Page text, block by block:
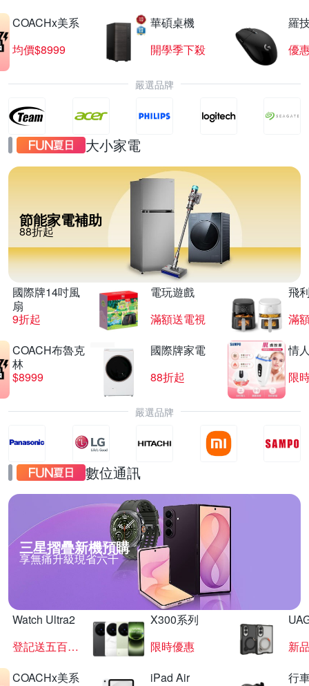
COACHx美系
均價$8999
華碩桌機
開學季下殺
羅
優
嚴選品牌
大小家電
節能家電補助
88折起
國際牌14吋風
扇
9折起
電玩遊戲
滿額送電視
飛
滿
COACH布魯克
林
$8999
國際牌家電
88折起
情
限
嚴選品牌
數位通訊
三星摺疊新機預購
享無痛升級現省六千
Watch Ultra2
登記送五百超贈點
X300系列
限時優惠
新
COACHx美系
iPad Air
行